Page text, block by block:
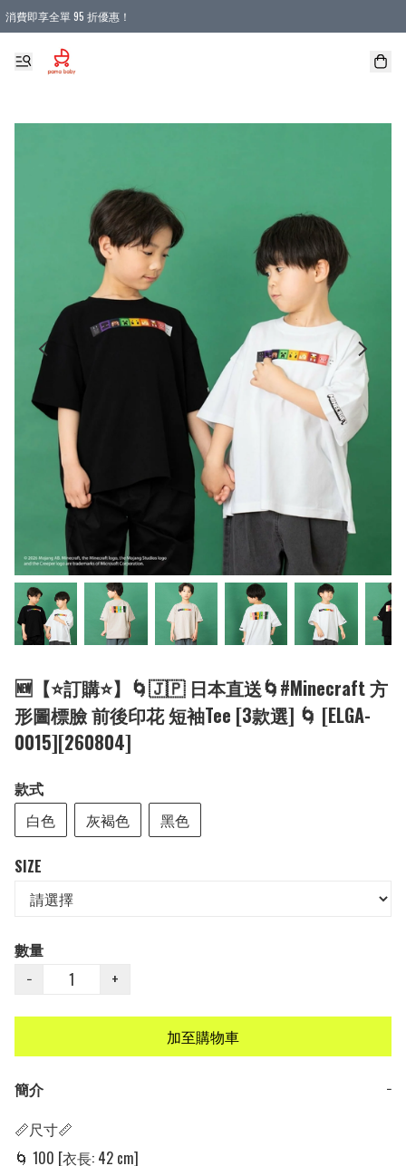
消費即享全單 95 折優惠！
購物滿 HKD 900.00即享免運費優惠！（適用於 本地送貨、本地取貨 )
🆕【⭐訂購⭐】🌀🇯🇵 日本直送🌀#Minecraft 方
形圖標臉 前後印花 短袖Tee [3款選] 🌀 [ELGA-
0015][260804]
款式
白色
灰褐色 黑色
SIZE
數量
−
+
加至購物車
簡介
−
📏尺寸📏
🌀 100 [衣長: 42 cm]